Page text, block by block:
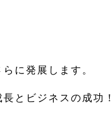
に発展します。
とビジネスの成功！